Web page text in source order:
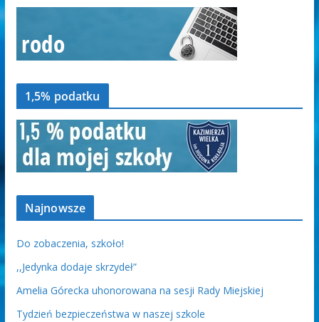
1,5% podatku
Najnowsze
Do zobaczenia, szkoło!
,,Jedynka dodaje skrzydeł”
Amelia Górecka uhonorowana na sesji Rady Miejskiej
Tydzień bezpieczeństwa w naszej szkole